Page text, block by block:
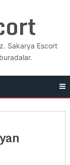
Sakarya Escort